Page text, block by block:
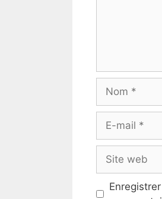
mail
web